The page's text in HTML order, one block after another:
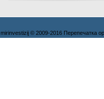
mirinvestizij © 2009-2016 Перепечатка